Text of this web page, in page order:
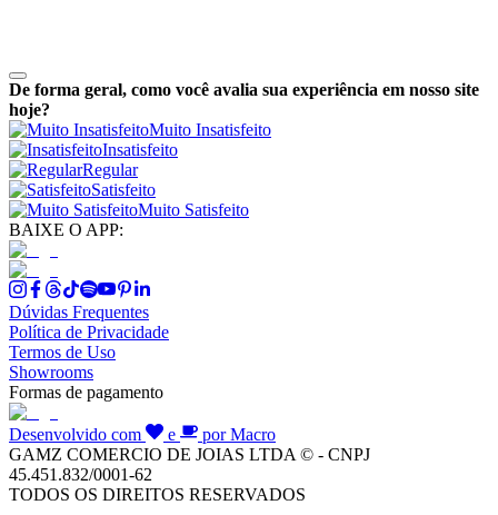
De forma geral, como você avalia sua experiência em nosso site
hoje?
Muito Insatisfeito
Insatisfeito
Regular
Satisfeito
Muito Satisfeito
BAIXE O APP:
Dúvidas Frequentes
Política de Privacidade
Termos de Uso
Showrooms
Formas de pagamento
Desenvolvido com e
por Macro
GAMZ COMERCIO DE JOIAS LTDA © - CNPJ
45.451.832/0001-62
TODOS OS DIREITOS RESERVADOS